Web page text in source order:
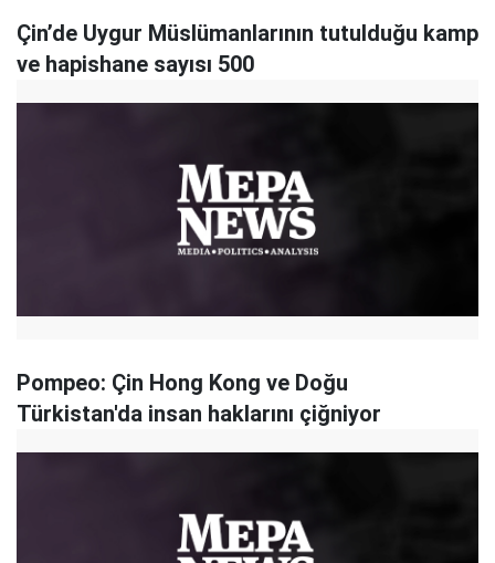
Çin’de Uygur Müslümanlarının tutulduğu kamp
ve hapishane sayısı 500
Pompeo: Çin Hong Kong ve Doğu
Türkistan'da insan haklarını çiğniyor